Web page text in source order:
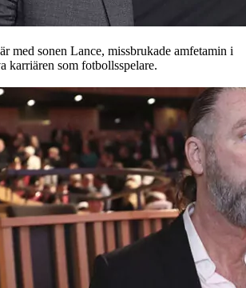
med sonen Lance, missbrukade amfetamin i
karriären som fotbollsspelare.